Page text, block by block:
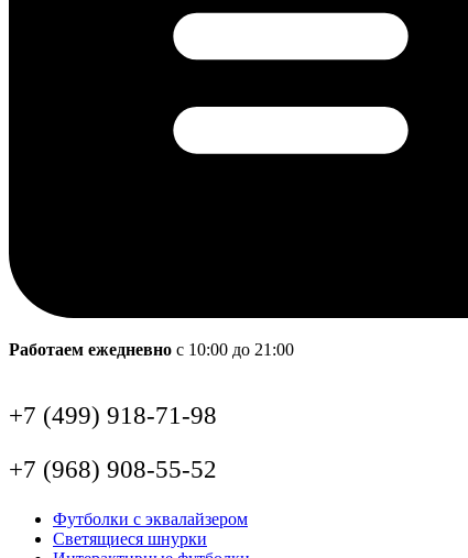
Работаем ежедневно с 10:00 до 21:00
+7 (499) 918-71-98
+7 (968) 908-55-52
Футболки с эквалайзером
Светящиеся шнурки